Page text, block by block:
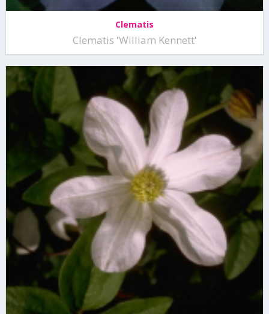
Clematis
Clematis 'William Kennett'